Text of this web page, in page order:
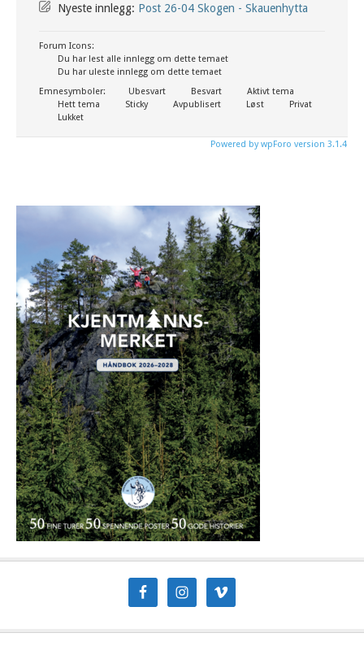
Nyeste innlegg: Post 26-04 Skogen - Skauenhytta
Forum Icons:
Du har lest alle innlegg om dette temaet
Du har uleste innlegg om dette temaet
Emnesymboler:
Ubesvart Besvart
Aktivt tema
Hett tema
Sticky Avpublisert Løst
Privat
Lukket
Powered by wpForo version 3.1.4